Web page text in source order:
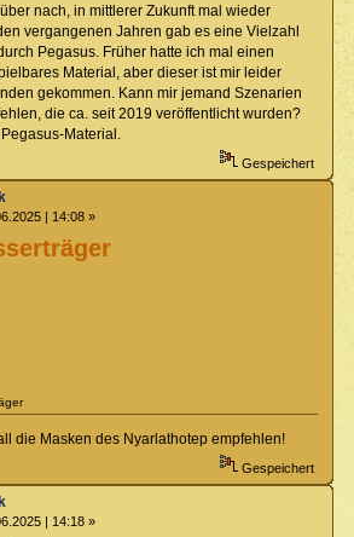
nach, in mittlerer Zukunft mal wieder
vergangenen Jahren gab es eine Vielzahl
Pegasus. Früher hatte ich mal einen
Material, aber dieser ist mir leider
gekommen. Kann mir jemand Szenarien
die ca. seit 2019 veröffentlicht wurden?
Material.
Gespeichert
| 14:08 »
die Masken des Nyarlathotep empfehlen!
Gespeichert
| 14:18 »